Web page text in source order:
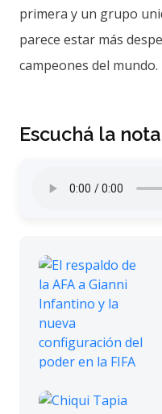
primera y un grupo
parece estar más
campeones del mundo.
Escuchá la nota